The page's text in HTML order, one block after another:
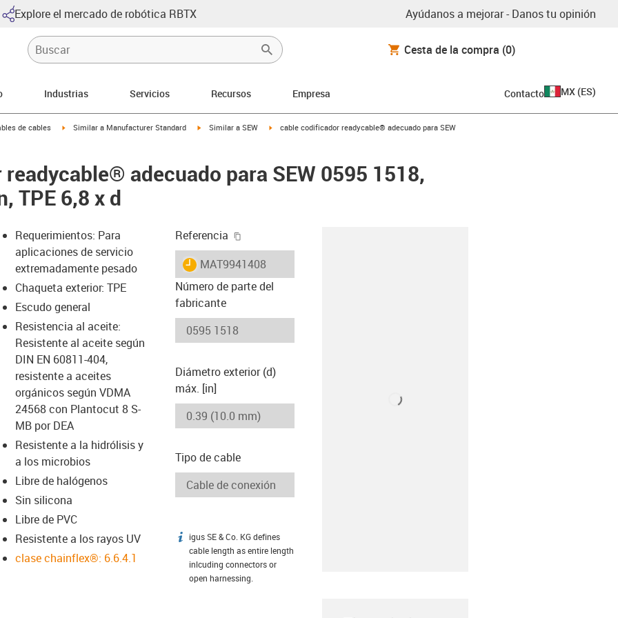
Explore el mercado de robótica RBTX Ayúdanos a mejorar - Danos tu opinión
Cesta de la compra (0)
Industrias Servicios Recursos Empresa Contacto MX (ES)
right
de cables igus-icon-arrow-right
Similar a Manufacturer Standard igus-icon-arrow-right
Similar a SEW igus-icon-arrow-right
cable codificador readycable® adecuado para SEW
adecuado para SEW 0595 1518,
TPE 6,8 x d
icon-lupe
icon-lupe
Requerimientos: Para
aplicaciones de servicio
extremadamente pesado
Chaqueta exterior: TPE
Escudo general
Resistencia al aceite:
Resistente al aceite según
DIN EN 60811-404,
resistente a aceites
orgánicos según VDMA
24568 con Plantocut 8 S-
MB por DEA
Resistente a la hidrólisis y
a los microbios
Libre de halógenos
Sin silicona
Libre de PVC
Resistente a los rayos UV
clase chainflex®: 6.6.4.1
Referencia
igus-icon-lieferzeit
MAT9941408
Número de parte del
fabricante
Diámetro exterior (d)
máx. [in]
Tipo de cable
igus-icon-info
igus SE & Co. KG defines
cable length as entire length
inlcuding connectors or
open harnessing.